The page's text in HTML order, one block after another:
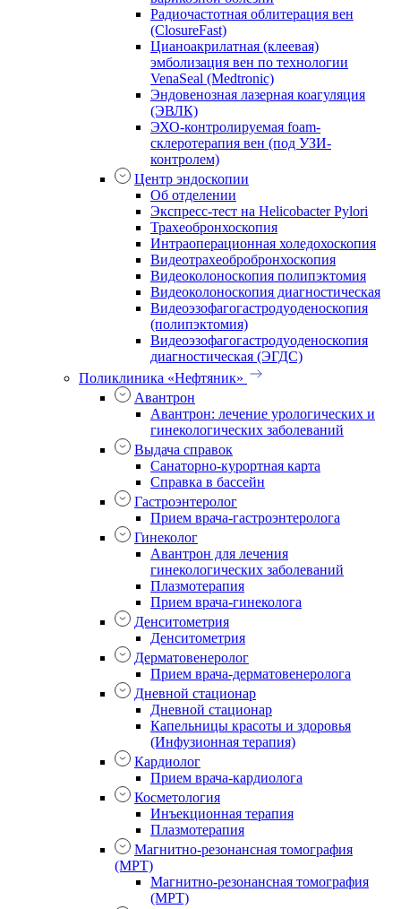
Радиочастотная облитерация вен
(ClosureFast)
Цианоакрилатная (клеевая)
эмболизация вен по технологии
VenaSeal (Medtronic)
Эндовенозная лазерная коагуляция
(ЭВЛК)
ЭХО-контролируемая foam-
склеротерапия вен (под УЗИ-
контролем)
Центр эндоскопии
Об отделении
Экспресс-тест на Helicobacter Pylori
Трахеобронхоскопия
Интраоперационная холедохоскопия
Видеотрахеобробронхоскопия
Видеоколоноскопия полипэктомия
Видеоколоноскопия диагностическая
Видеоэзофагогастродуоденоскопия
(полипэктомия)
Видеоэзофагогастродуоденоскопия
диагностическая (ЭГДС)
Поликлиника «Нефтяник»
Авантрон
Авантрон: лечение урологических и
гинекологических заболеваний
Выдача справок
Санаторно-курортная карта
Справка в бассейн
Гастроэнтеролог
Прием врача-гастроэнтеролога
Гинеколог
Авантрон для лечения
гинекологических заболеваний
Плазмотерапия
Прием врача-гинеколога
Денситометрия
Денситометрия
Дерматовенеролог
Прием врача-дерматовенеролога
Дневной стационар
Дневной стационар
Капельницы красоты и здоровья
(Инфузионная терапия)
Кардиолог
Прием врача-кардиолога
Косметология
Инъекционная терапия
Плазмотерапия
Магнитно-резонансная томография
(МРТ)
Магнитно-резонансная томография
(МРТ)